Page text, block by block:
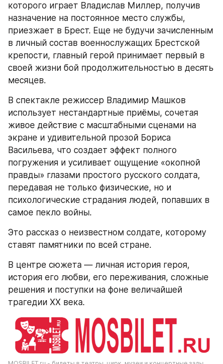
которого играет Владислав Миллер, получив
назначение на постоянное место службы,
приезжает в Брест. Еще не будучи зачисленным
в личный состав военнослужащих Брестской
крепости, главный герой принимает первый в
своей жизни бой продолжительностью в десять
месяцев.
В спектакле режиссер Владимир Машков
использует нестандартные приёмы, сочетая
живое действие с масштабными сценами на
экране и удивительной прозой Бориса
Васильева, что создает эффект полного
погружения и усиливает ощущение «окопной
правды» глазами простого русского солдата,
передавая не только физические, но и
психологические страдания людей, попавших в
самое пекло войны.
Это рассказ о неизвестном солдате, которому
ставят памятники по всей стране.
В центре сюжета — личная история героя,
история его любви, его переживания, сложные
решения и поступки на фоне величайшей
трагедии XX века.